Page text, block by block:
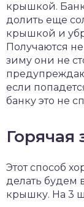
крышкой.
долить еще
крышкой и
Получаются
зиму они не
если
банку это не
Горячая
Этот способ
делать будем
крышку. На 3